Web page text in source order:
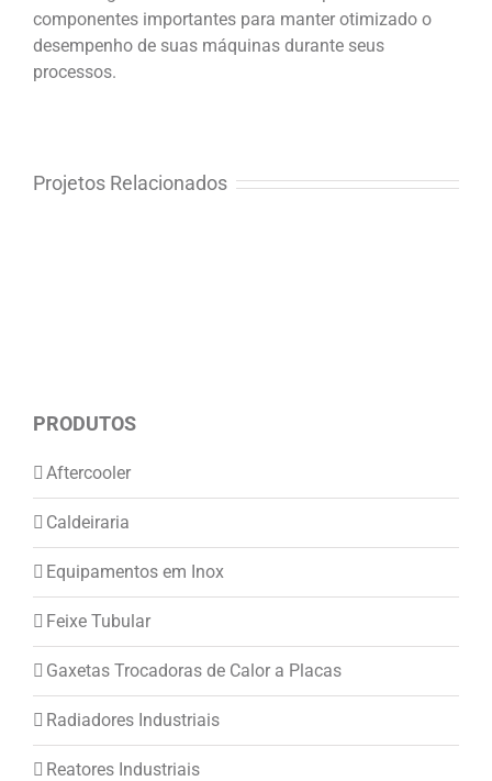
componentes importantes para manter otimizado o
desempenho de suas máquinas durante seus
processos.
Projetos Relacionados
PRODUTOS
Aftercooler
Caldeiraria
Equipamentos em Inox
Feixe Tubular
Gaxetas Trocadoras de Calor a Placas
Radiadores Industriais
Reatores Industriais